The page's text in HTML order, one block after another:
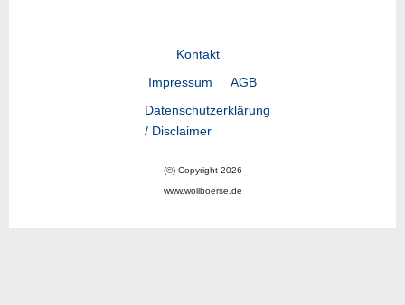
Kontakt
Impressum
AGB
Datenschutzerklärung
/ Disclaimer
(©) Copyright 2026
www.wollboerse.de